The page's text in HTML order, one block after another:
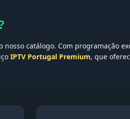
catálogo. Com programação
IPTV Portugal Premium, que